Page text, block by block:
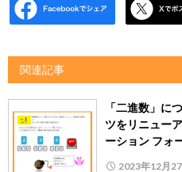
関連記事
「二進数」に
ツをリニュー
ーション フォ
2023年12月